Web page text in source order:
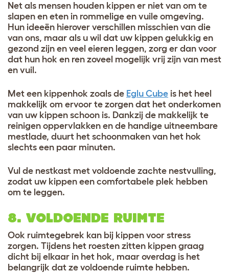
Net als mensen houden kippen er niet van om te
slapen en eten in rommelige en vuile omgeving.
Hun ideeën hierover verschillen misschien van die
van ons, maar als u wil dat uw kippen gelukkig en
gezond zijn en veel eieren leggen, zorg er dan voor
dat hun hok en ren zoveel mogelijk vrij zijn van mest
en vuil.
Met een kippenhok zoals de Eglu Cube is het heel
makkelijk om ervoor te zorgen dat het onderkomen
van uw kippen schoon is. Dankzij de makkelijk te
reinigen oppervlakken en de handige uitneembare
mestlade, duurt het schoonmaken van het hok
slechts een paar minuten.
Vul de nestkast met voldoende zachte nestvulling,
zodat uw kippen een comfortabele plek hebben
om te leggen.
8. VOLDOENDE RUIMTE
Ook ruimtegebrek kan bij kippen voor stress
zorgen. Tijdens het roesten zitten kippen graag
dicht bij elkaar in het hok, maar overdag is het
belangrijk dat ze voldoende ruimte hebben.